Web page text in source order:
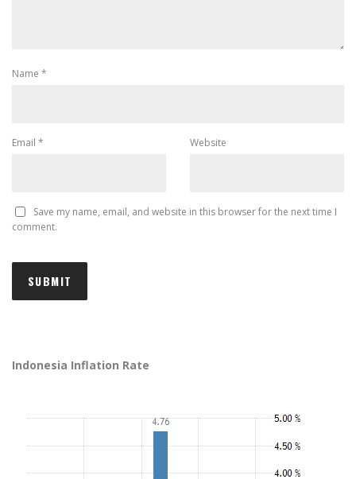
Name *
Email * Website
Save my name, email, and website in this browser for the next time I
comment.
Indonesia Inflation Rate